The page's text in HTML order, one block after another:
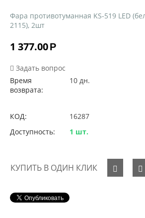
Фара противотуманная KS-519 LED
2115), 2шт
1 377.00Р
Задать вопрос
Время
возврата:
10 дн.
КОД:
16287
Доступность:
1 шт.
КУПИТЬ В ОДИН КЛИК